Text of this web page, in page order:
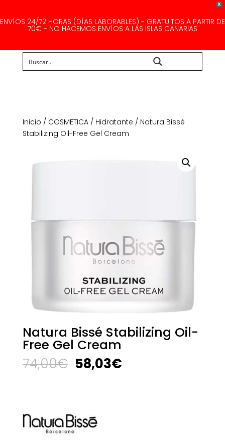
X
ENVÍOS 24/72 HORAS (DÍAS LABORABLES) - GRATUITOS A PARTIR DE
70€ - NO HACEMOS ENVÍOS A LAS ISLAS CANARIAS
Inicio / COSMETICA/ Hidratante / Natura Bissé
Stabilizing Oil-Free Gel Cream
Natura Bissé Stabilizing Oil-
Free Gel Cream
74,00€ El
precio
58,03€El